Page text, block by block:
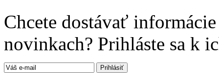
Chcete dostávať
novinkach? Prihláste sa k